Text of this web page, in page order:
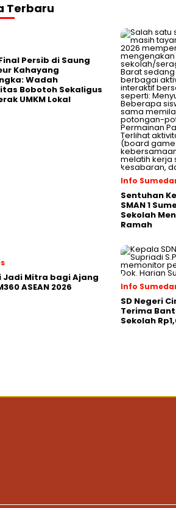
Terbaru
Persib di Saung
Kahayang
Wadah
Bobotoh Sekaligus
UMKM Lokal
Info
Sentuhan
SMAN 1
Sekolah
Ramah
Jadi Mitra bagi Ajang
ASEAN 2026
Info
SD Negeri
Terima
Sekolah